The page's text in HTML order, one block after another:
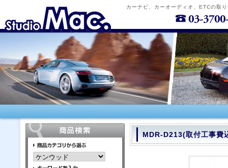
カーナビ、カーオーディオ、ETCの取
MDR-D213(取付工事費